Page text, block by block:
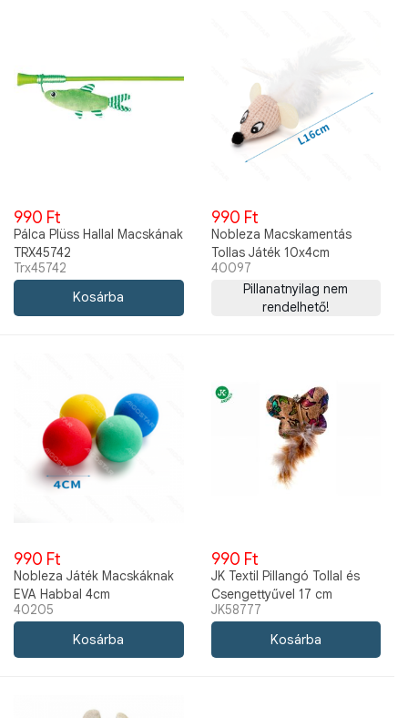
990 Ft
Pálca Plüss Hallal Macskának
TRX45742
Trx45742
990 Ft
Nobleza Macskamentás
Tollas Játék 10x4cm
40097
Pillanatnyilag nem
rendelhető!
990 Ft
Nobleza Játék Macskáknak
EVA Habbal 4cm
40205
990 Ft
JK Textil Pillangó Tollal és
Csengettyűvel 17 cm
JK58777